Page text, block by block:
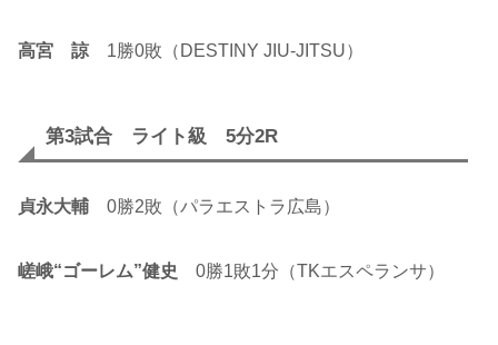
高宮 諒 1勝0敗（DESTINY JIU-JITSU）
第3試合 ライト級 5分2R
貞永大輔 0勝2敗（パラエストラ広島）
嵯峨“ゴーレム”健史 0勝1敗1分（TKエスペランサ）